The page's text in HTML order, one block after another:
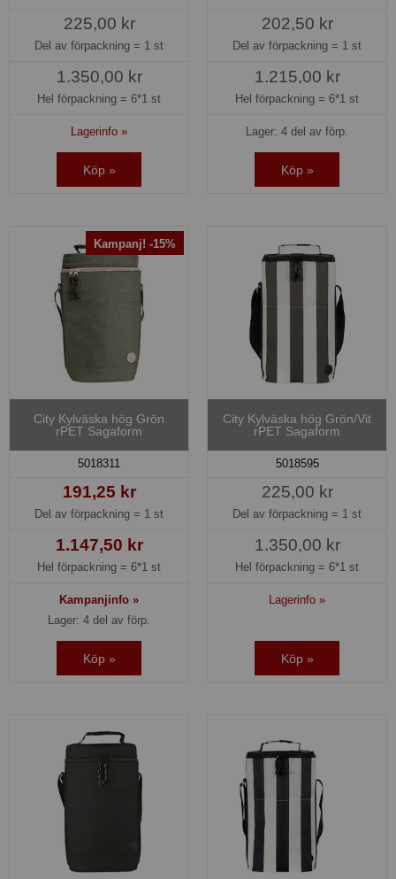
225,00 kr
Del av förpackning = 1 st
1.350,00 kr
Hel förpackning = 6*1 st
Lagerinfo »
Köp »
202,50 kr
Del av förpackning = 1 st
1.215,00 kr
Hel förpackning = 6*1 st
Lager: 4 del av förp.
Köp »
Kampanj! -15%
City Kylväska hög Grön
rPET Sagaform
5018311
191,25 kr
Del av förpackning = 1 st
1.147,50 kr
Hel förpackning = 6*1 st
Kampanjinfo »
Lager: 4 del av förp.
Köp »
City Kylväska hög Grön/Vit
rPET Sagaform
5018595
225,00 kr
Del av förpackning = 1 st
1.350,00 kr
Hel förpackning = 6*1 st
Lagerinfo »
Köp »